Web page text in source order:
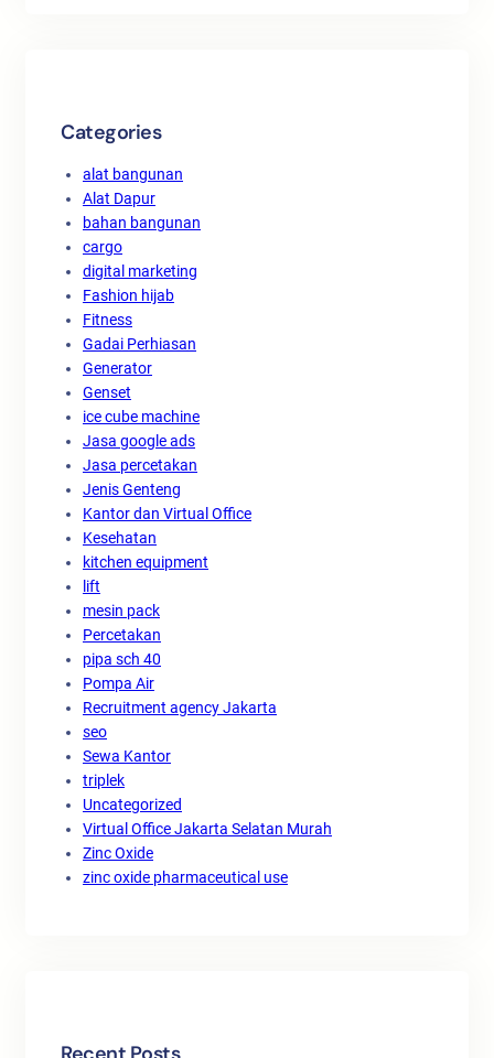
Categories
alat bangunan
Alat Dapur
bahan bangunan
cargo
digital marketing
Fashion hijab
Fitness
Gadai Perhiasan
Generator
Genset
ice cube machine
Jasa google ads
Jasa percetakan
Jenis Genteng
Kantor dan Virtual Office
Kesehatan
kitchen equipment
lift
mesin pack
Percetakan
pipa sch 40
Pompa Air
Recruitment agency Jakarta
seo
Sewa Kantor
triplek
Uncategorized
Virtual Office Jakarta Selatan Murah
Zinc Oxide
zinc oxide pharmaceutical use